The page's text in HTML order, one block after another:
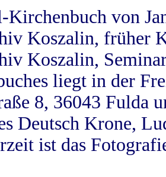
Kirchenbuch von
Koszalin, früher
Koszalin,
liegt in der
8, 36043 Fulda
Deutsch Krone,
ist das